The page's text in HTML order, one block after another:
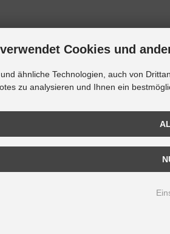
Cookies und
ähnliche Technologien, auch von
zu analysieren und Ihnen ein